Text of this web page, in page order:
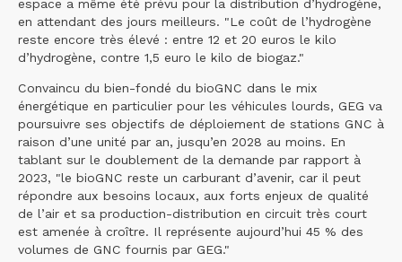
espace a même été prévu pour la distribution d’hydrogène,
en attendant des jours meilleurs. "Le coût de l’hydrogène
reste encore très élevé : entre 12 et 20 euros le kilo
d’hydrogène, contre 1,5 euro le kilo de biogaz."
Convaincu du bien-fondé du bioGNC dans le mix
énergétique en particulier pour les véhicules lourds, GEG va
poursuivre ses objectifs de déploiement de stations GNC à
raison d’une unité par an, jusqu’en 2028 au moins. En
tablant sur le doublement de la demande par rapport à
2023, "le bioGNC reste un carburant d’avenir, car il peut
répondre aux besoins locaux, aux forts enjeux de qualité
de l’air et sa production-distribution en circuit très court
est amenée à croître. Il représente aujourd’hui 45 % des
volumes de GNC fournis par GEG."